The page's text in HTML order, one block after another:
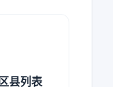
县列表